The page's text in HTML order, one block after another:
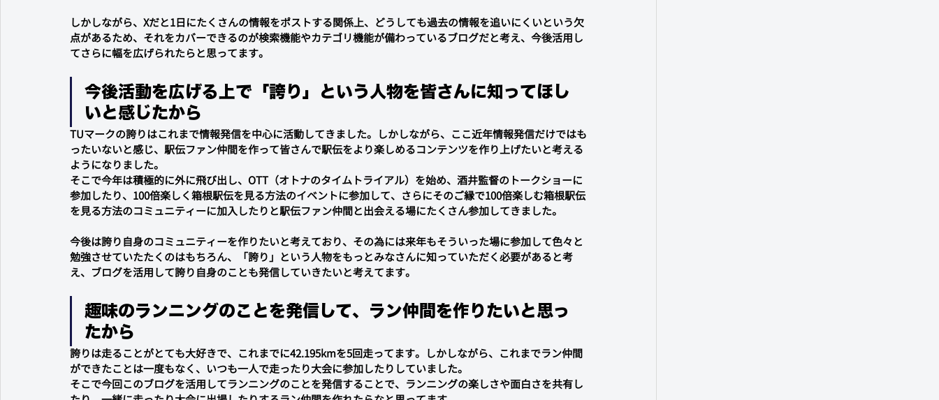
しかしながら、Xだと1日にたくさんの情報をポストする関係上、どうしても過去の情報を追いにくいという欠
点があるため、それをカバーできるのが検索機能やカテゴリ機能が備わっているブログだと考え、今後活用し
てさらに幅を広げられたらと思ってます。
今後活動を広げる上で「誇り」という人物を皆さんに知ってほし
いと感じたから
TUマークの誇りはこれまで情報発信を中心に活動してきました。しかしながら、ここ近年情報発信だけではも
ったいないと感じ、駅伝ファン仲間を作って皆さんで駅伝をより楽しめるコンテンツを作り上げたいと考える
ようになりました。
そこで今年は積極的に外に飛び出し、OTT（オトナのタイムトライアル）を始め、酒井監督のトークショーに
参加したり、100倍楽しく箱根駅伝を見る方法のイベントに参加して、さらにそのご縁で100倍楽しむ箱根駅伝
を見る方法のコミュニティーに加入したりと駅伝ファン仲間と出会える場にたくさん参加してきました。
今後は誇り自身のコミュニティーを作りたいと考えており、その為には来年もそういった場に参加して色々と
勉強させていたたくのはもちろん、「誇り」という人物をもっとみなさんに知っていただく必要があると考
え、ブログを活用して誇り自身のことも発信していきたいと考えてます。
趣味のランニングのことを発信して、ラン仲間を作りたいと思っ
たから
誇りは走ることがとても大好きで、これまでに42.195kmを5回走ってます。しかしながら、これまでラン仲間
ができたことは一度もなく、いつも一人で走ったり大会に参加したりしていました。
そこで今回このブログを活用してランニングのことを発信することで、ランニングの楽しさや面白さを共有し